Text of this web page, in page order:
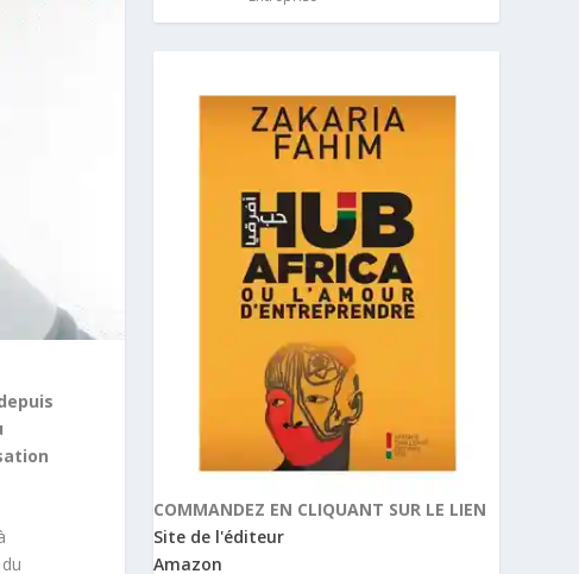
COMMANDEZ EN CLIQUANT SUR LE LIEN
Site de l'éditeur
Amazon